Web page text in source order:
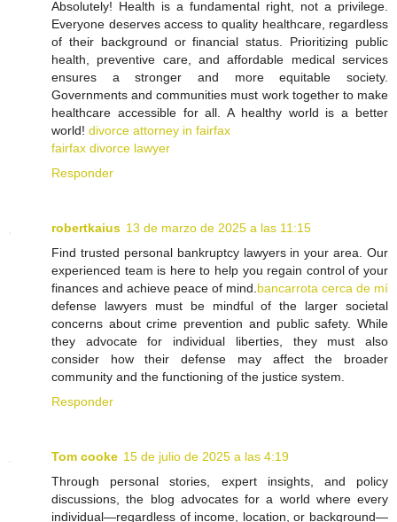
Absolutely! Health is a fundamental right, not a privilege.
Everyone deserves access to quality healthcare, regardless
of their background or financial status. Prioritizing public
health, preventive care, and affordable medical services
ensures a stronger and more equitable society.
Governments and communities must work together to make
healthcare accessible for all. A healthy world is a better
world! divorce attorney in fairfax
fairfax divorce lawyer
Responder
robertkaius 13 de marzo de 2025 a las 11:15
Find trusted personal bankruptcy lawyers in your area. Our
experienced team is here to help you regain control of your
finances and achieve peace of mind. bancarrota cerca de mí
defense lawyers must be mindful of the larger societal
concerns about crime prevention and public safety. While
they advocate for individual liberties, they must also
consider how their defense may affect the broader
community and the functioning of the justice system.
Responder
Tom cooke 15 de julio de 2025 a las 4:19
Through personal stories, expert insights, and policy
discussions, the blog advocates for a world where every
individual—regardless of income, location, or background—